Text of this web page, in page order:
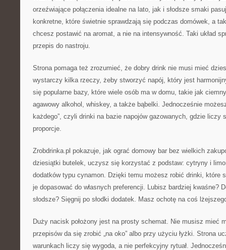
orzeźwiające połączenia idealne na lato, jak i słodsze smaki
konkretne, które świetnie sprawdzają się podczas domówek, a
chcesz postawić na aromat, a nie na intensywność. Taki układ
przepis do nastroju.
Strona pomaga też zrozumieć, że dobry drink nie musi mieć
wystarczy kilka rzeczy, żeby stworzyć napój, który jest
się popularne bazy, które wiele osób ma w domu, takie jak
agawowy alkohol, whiskey, a także bąbelki. Jednocześnie
każdego”, czyli drinki na bazie napojów gazowanych, gdzie liczy
proporcje.
Zrobdrinka.pl pokazuje, jak ograć domowy bar bez wielkich
dziesiątki butelek, uczysz się korzystać z podstaw: cytryny i
dodatków typu cynamon. Dzięki temu możesz robić drinki, które
je dopasować do własnych preferencji. Lubisz bardziej kwaśne?
słodsze? Sięgnij po słodki dodatek. Masz ochotę na coś
Duży nacisk położony jest na prosty schemat. Nie musisz mieć
przepisów da się zrobić „na oko” albo przy użyciu łyżki. Strona
warunkach liczy się wygoda, a nie perfekcyjny rytuał.